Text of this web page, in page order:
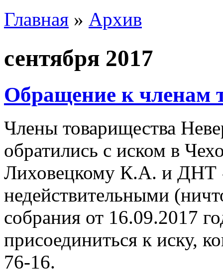
Вы здесь
Главная » Архив
сентября 2017
Обращение к членам
Члены товарищества
обратились с иском в
Лиховецкому К.А. и ДНТ
недействительными
собрания от 16.09.2017
присоединиться к иску,
76-16.